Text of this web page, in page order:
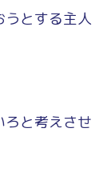
とする主人
ろと考えさせ